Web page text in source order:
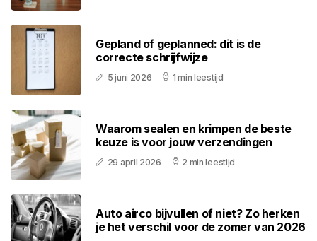
Gepland of geplanned: dit is de
correcte schrijfwijze
5 juni 2026 1 min leestijd
Waarom sealen en krimpen de beste
keuze is voor jouw verzendingen
29 april 2026 2 min leestijd
Auto airco bijvullen of niet? Zo herken
je het verschil voor de zomer van 2026